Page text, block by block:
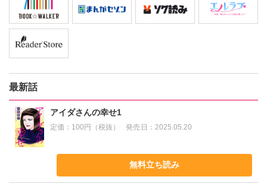
最新話
アイダさんの幸せ1
定価： 100円（税抜） 発売日： 2025.05.20
無料立ち読み